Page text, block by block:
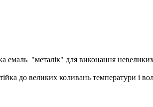
емаль "металік" для виконання
до великих коливань температури і